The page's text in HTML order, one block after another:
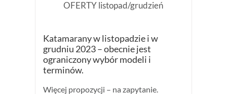
OFERTY listopad/grudzień
Katamarany w listopadzie i w
grudniu 2023 – obecnie jest
ograniczony wybór modeli i
terminów.
Więcej propozycji – na zapytanie.